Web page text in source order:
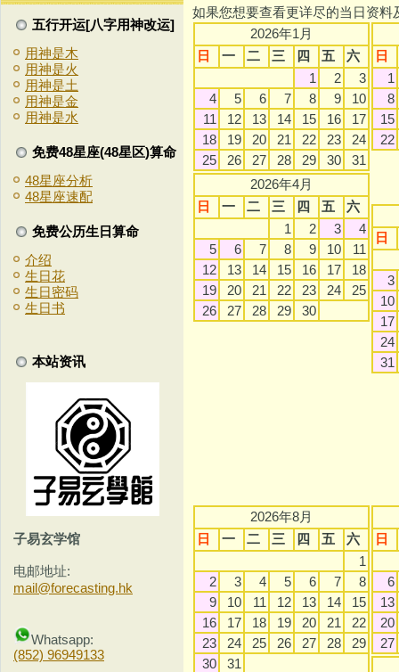
五行开运[八字用神改运]
用神是木
用神是火
用神是土
用神是金
用神是水
免费48星座(48星区)算命
48星座分析
48星座速配
免费公历生日算命
介绍
生日花
生日密码
生日书
本站资讯
子易玄学馆
电邮地址:
mail@forecasting.hk
Whatsapp:
(852) 96949133
如果您想要查看更详尽的当日资
2026年1月
日
一 二 三 四 五
六
1
2
3
4
5 6 7 8 9
10
11
12 13 14 15 16
17
18
19 20 21 22 23
24
25
26 27 28 29 30 31
日
1
8
15
22
2026年4月
日
一 二 三 四 五
六
1
2 3
4
5
6 7 8 9 10
11
12
13 14 15 16 17
18
19
20 21 22 23 24
25
26
27 28 29 30
日
3
10
17
24
31
2026年8月
日
一 二 三 四 五
六
1
2
3 4 5 6 7
8
9
10 11 12 13 14
15
16
17 18 19 20 21
22
23
24 25 26 27 28
29
30
31
日
6
13
20
27